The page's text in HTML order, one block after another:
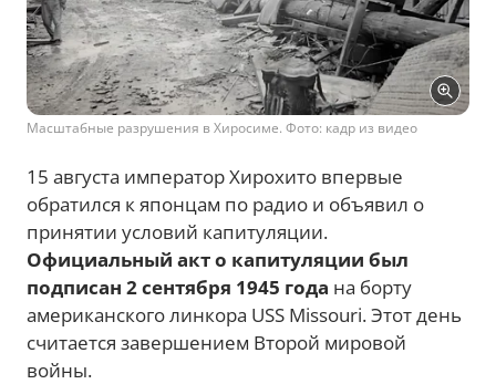
Масштабные разрушения в Хиросиме. Фото: кадр из видео
15 августа император Хирохито впервые
обратился к японцам по радио и объявил о
принятии условий капитуляции.
Официальный акт о капитуляции был
подписан 2 сентября 1945 года на борту
американского линкора USS Missouri. Этот день
считается завершением Второй мировой
войны.